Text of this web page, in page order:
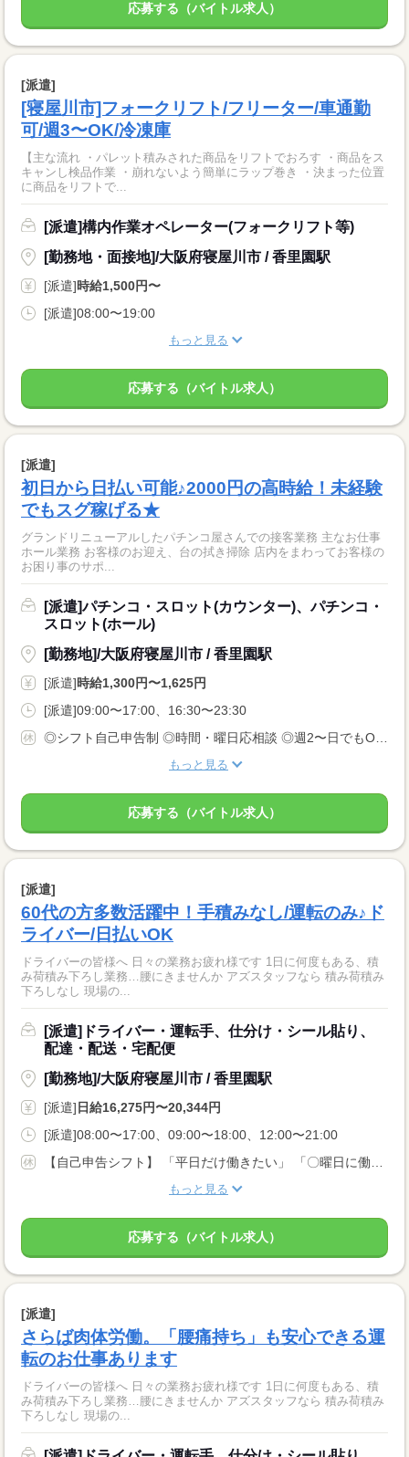
応募する（バイトル求人）
[派遣]
[寝屋川市]フォークリフト/フリーター/車通勤
可/週3〜OK/冷凍庫
【主な流れ ・パレット積みされた商品をリフトでおろす ・商品をス
キャンし検品作業 ・崩れないよう簡単にラップ巻き ・決まった位置
に商品をリフトで...
[派遣]構内作業オペレーター(フォークリフト等)
[勤務地・面接地]/大阪府寝屋川市 / 香里園駅
[派遣]時給1,500円〜
[派遣]08:00〜19:00
もっと見る
応募する（バイトル求人）
[派遣]
初日から日払い可能♪2000円の高時給！未経験
でもスグ稼げる★
グランドリニューアルしたパチンコ屋さんでの接客業務 主なお仕事
ホール業務 お客様のお迎え、台の拭き掃除 店内をまわってお客様の
お困り事のサポ...
[派遣]パチンコ・スロット(カウンター)、パチンコ・
スロット(ホール)
[勤務地]/大阪府寝屋川市 / 香里園駅
[派遣]時給1,300円〜1,625円
[派遣]09:00〜17:00、16:30〜23:30
もっと見る
応募する（バイトル求人）
[派遣]
60代の方多数活躍中！手積みなし/運転のみ♪ド
ライバー/日払いOK
ドライバーの皆様へ 日々の業務お疲れ様です 1日に何度もある、積
み荷積み下ろし業務…腰にきませんか アズスタッフなら 積み荷積み
下ろしなし 現場の...
[派遣]ドライバー・運転手、仕分け・シール貼り、
配達・配送・宅配便
[勤務地]/大阪府寝屋川市 / 香里園駅
[派遣] 日給16,275円〜20,344円
[派遣]08:00〜17:00、09:00〜18:00、12:00〜21:00
もっと見る
応募する（バイトル求人）
[派遣]
さらば肉体労働。「腰痛持ち」も安心できる運
転のお仕事あります
ドライバーの皆様へ 日々の業務お疲れ様です 1日に何度もある、積
み荷積み下ろし業務…腰にきませんか アズスタッフなら 積み荷積み
下ろしなし 現場の...